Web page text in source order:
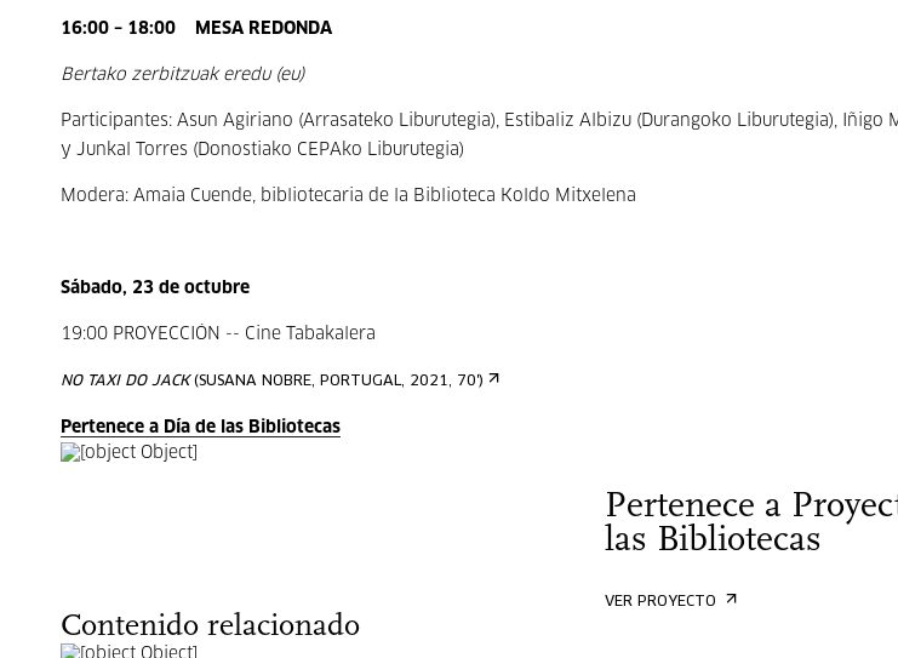
16:00 – 18:00 MESA REDONDA
Bertako zerbitzuak eredu (eu)
Participantes: Asun Agiriano (Arrasateko Liburutegia), Estibaliz Albizu (Durangoko Liburutegia), Iñigo
y Junkal Torres (Donostiako CEPAko Liburutegia)
Modera: Amaia Cuende, bibliotecaria de la Biblioteca Koldo Mitxelena
Sábado, 23 de octubre
19:00 PROYECCIÓN -- Cine Tabakalera
NO TAXI DO JACK(SUSANA NOBRE, PORTUGAL, 2021, 70')
Pertenece a Día de las Bibliotecas
Pertenece a
las Bibliotecas
VER PROYECTO
Contenido relacionado